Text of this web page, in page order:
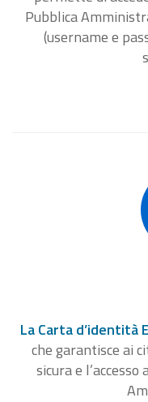
Pubblica
(username e
La Carta d’identità
che garantisce ai
sicura e